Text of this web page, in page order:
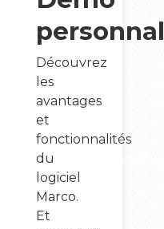
Découvrez
les
avantages
et
fonctionnalités
du
logiciel
Marco.
Et